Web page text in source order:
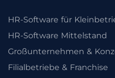
HR-Software für
HR-Software Mittelstand
Großunternehmen &
Filialbetriebe & Franchise